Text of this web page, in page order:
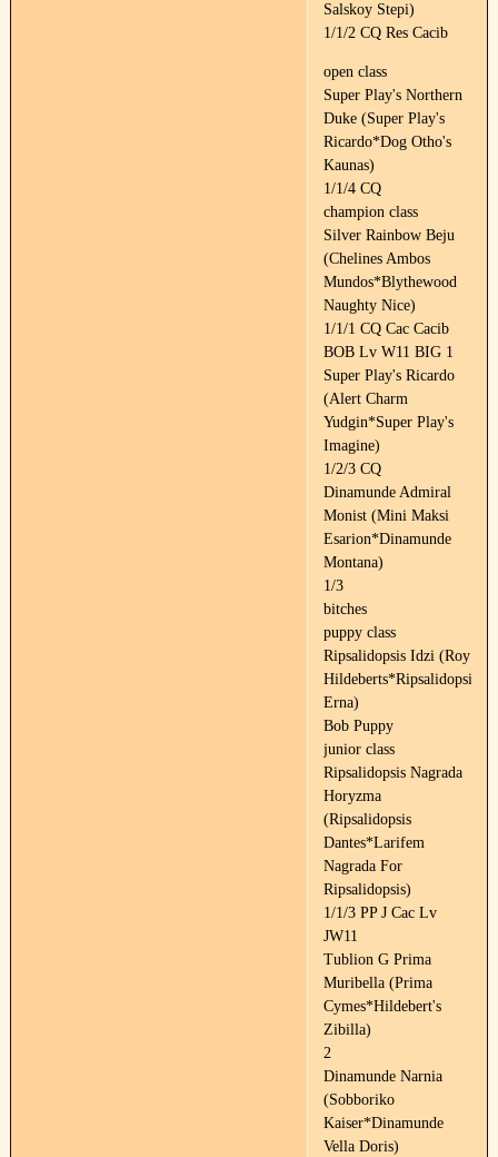
Salskoy Stepi)
1/1/2 CQ Res Cacib
open class
Super Play's Northern
Duke (Super Play's
Ricardo*Dog Otho's
Kaunas)
1/1/4 CQ
champion class
Silver Rainbow Beju
(Chelines Ambos
Mundos*Blythewood
Naughty Nice)
1/1/1 CQ Cac Cacib
BOB Lv W11 BIG 1
Super Play's Ricardo
(Alert Charm
Yudgin*Super Play's
Imagine)
1/2/3 CQ
Dinamunde Admiral
Monist (Mini Maksi
Esarion*Dinamunde
Montana)
1/3
bitches
puppy class
Ripsalidopsis Idzi (Roy
Hildeberts*Ripsalidopsis
Erna)
Bob Puppy
junior class
Ripsalidopsis Nagrada
Horyzma
(Ripsalidopsis
Dantes*Larifem
Nagrada For
Ripsalidopsis)
1/1/3 PP J Cac Lv
JW11
Tublion G Prima
Muribella (Prima
Cymes*Hildebert's
Zibilla)
2
Dinamunde Narnia
(Sobboriko
Kaiser*Dinamunde
Vella Doris)